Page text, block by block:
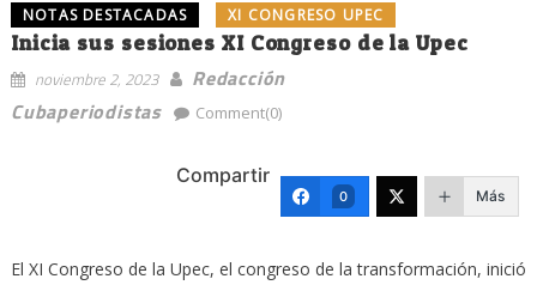
NOTAS DESTACADAS XI CONGRESO UPEC
Inicia sus sesiones XI Congreso de la Upec
noviembre 2, 2023
Redacción
Cubaperiodistas
Comment(0)
Compartir
0 Más
El XI Congreso de la Upec, el congreso de la transformación, inició